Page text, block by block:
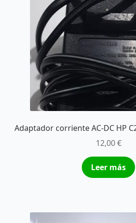
Adaptador corriente AC-DC HP
12,00€
Leer más